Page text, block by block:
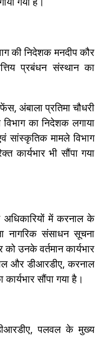
की निदेशक मनदीप कौर
प्रबंधन संस्थान का
अंबाला प्रतिमा चौधरी
का निदेशक लगाया
सांस्कृतिक मामले विभाग
कार्यभार भी सौंपा गया
अधिकारियों में करनाल के
नागरिक संसाधन सूचना
उनके वर्तमान कार्यभार
और डीआरडीए, करनाल
सौंपा गया है।
पलवल के मुख्य